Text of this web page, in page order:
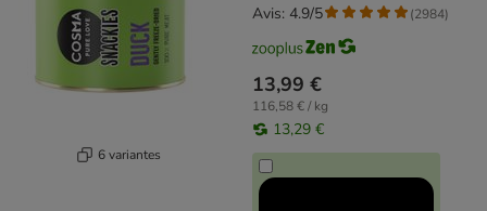
6 variantes
13,99 €
116,58 € / kg
13,29 €
Avis: 4.9/5 (2984)